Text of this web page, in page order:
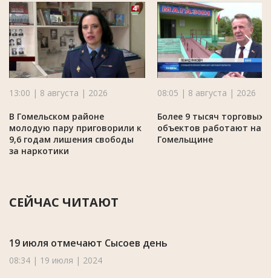
13:00 | 8 августа | 2026
В Гомельском районе
молодую пару приговорили к
9,6 годам лишения свободы
за наркотики
08:05 | 8 августа | 2026
Более 9 тысяч торговых
объектов работают на
Гомельщине
СЕЙЧАС ЧИТАЮТ
19 июля отмечают Сысоев день
08:34 | 19 июля | 2024